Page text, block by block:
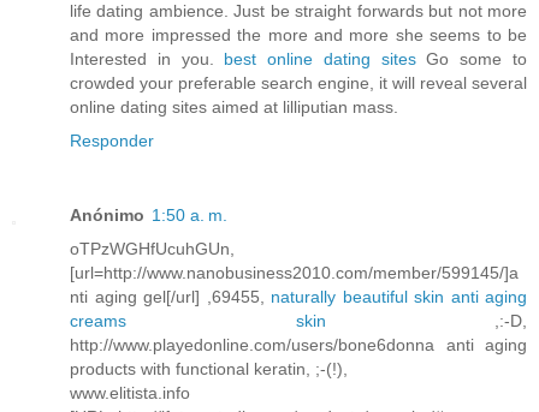
life dating ambience. Just be straight forwards but not more
and more impressed the more and more she seems to be
Interested in you. best online dating sitesGo some to
crowded your preferable search engine, it will reveal several
online dating sites aimed at lilliputian mass.
Responder
Anónimo 1:50 a. m.
oTPzWGHfUcuhGUn,
[url=http://www.nanobusiness2010.com/member/599145/]a
nti aging gel[/url] ,69455, naturally beautiful skin anti aging
creams skin ,:-D,
http://www.playedonline.com/users/bone6donna anti aging
products with functional keratin, ;-(!),
www.elitista.info